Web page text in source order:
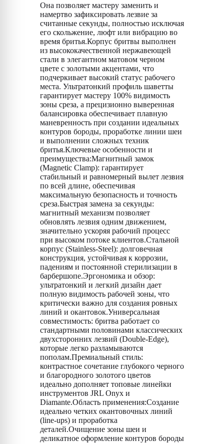
Она позволяет мастеру заменить и
намертво зафиксировать лезвие за
считанные секунды, полностью исключая
его скольжение, люфт или вибрацию во
время бритья.Корпус бритвы выполнен
из высококачественной нержавеющей
стали в элегантном матовом черном
цвете с золотыми акцентами, что
подчеркивает высокий статус рабочего
места. Ультратонкий профиль шаветты
гарантирует мастеру 100% видимость
зоны среза, а прецизионно выверенная
балансировка обеспечивает плавную
маневренность при создании идеальных
контуров бороды, проработке линии шеи
и выполнении сложных техник
бритья.Ключевые особенности и
преимущества:Магнитный замок
(Magnetic Clamp): гарантирует
стабильный и равномерный вылет лезвия
по всей длине, обеспечивая
максимальную безопасность и точность
среза.Быстрая замена за секунды:
магнитный механизм позволяет
обновлять лезвия одним движением,
значительно ускоряя рабочий процесс
при высоком потоке клиентов.Стальной
корпус (Stainless-Steel): долговечная
конструкция, устойчивая к коррозии,
падениям и постоянной стерилизации в
барбершопе.Эргономика и обзор:
ультратонкий и легкий дизайн дает
полную видимость рабочей зоны, что
критически важно для создания ровных
линий и окантовок.Универсальная
совместимость: бритва работает со
стандартными половинами классических
двухсторонних лезвий (Double-Edge),
которые легко разламываются
пополам.Премиальный стиль:
контрастное сочетание глубокого черного
и благородного золотого цветов
идеально дополняет топовые линейки
инструментов JRL Onyx и
Diamante.Область применения:Создание
идеально четких окантовочных линий
(line-ups) и проработка
деталей.Очищение зоны шеи и
деликатное оформление контуров бороды